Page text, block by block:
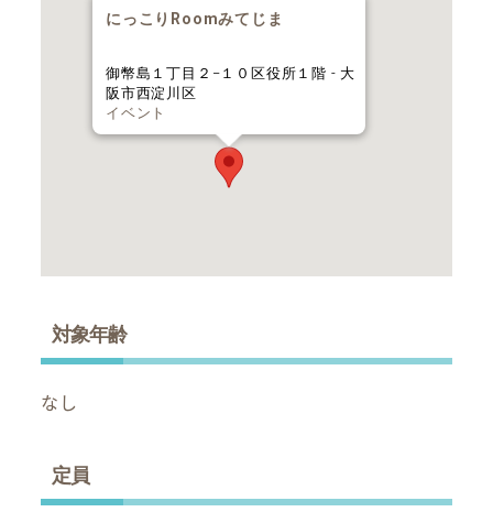
にっこりRoomみてじま
御幣島１丁目２−１０区役所１階 - 大
阪市西淀川区
イベント
対象年齢
なし
定員